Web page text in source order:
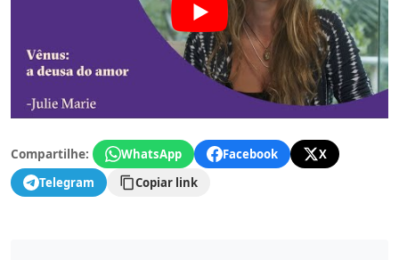
Compartilhe: WhatsApp Facebook
X
Telegram
Copiar link